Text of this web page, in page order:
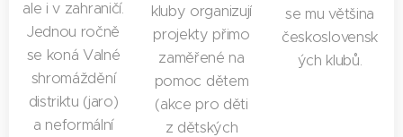
ale i v zahraničí.
Jednou ročně
se koná Valné
shromáždění
distriktu (jaro)
a neformální
kluby organizují
projekty přimo
zaměřené na
pomoc dětem
(akce pro děti
z dětských
se mu většina
československ
ých klubů.